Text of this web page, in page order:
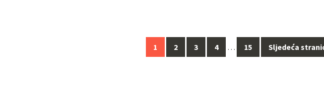
1 2 3 4 … 15 Sljedeća